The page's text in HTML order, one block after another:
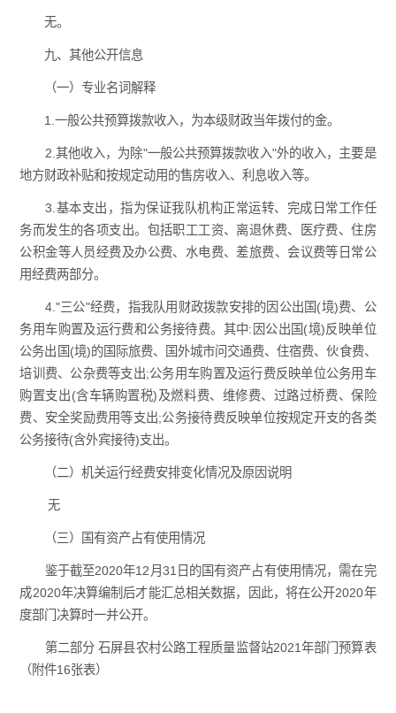
无。
九、其他公开信息
（一）专业名词解释
1.一般公共预算拨款收入，为本级财政当年拨付的金。
2.其他收入，为除"一般公共预算拨款收入"外的收入，主要是
地方财政补贴和按规定动用的售房收入、利息收入等。
3.基本支出，指为保证我队机构正常运转、完成日常工作任
务而发生的各项支出。包括职工工资、离退休费、医疗费、住房
公积金等人员经费及办公费、水电费、差旅费、会议费等日常公
用经费两部分。
4."三公"经费，指我队用财政拨款安排的因公出国(境)费、公
务用车购置及运行费和公务接待费。其中:因公出国(境)反映单位
公务出国(境)的国际旅费、国外城市问交通费、住宿费、伙食费、
培训费、公杂费等支出;公务用车购置及运行费反映单位公务用车
购置支出(含车辆购置税)及燃料费、维修费、过路过桥费、保险
费、安全奖励费用等支出;公务接待费反映单位按规定开支的各类
公务接待(含外宾接待)支出。
（二）机关运行经费安排变化情况及原因说明
无
（三）国有资产占有使用情况
鉴于截至2020年12月31日的国有资产占有使用情况，需在完
成2020年决算编制后才能汇总相关数据，因此，将在公开2020年
度部门决算时一并公开。
第二部分 石屏县农村公路工程质量监督站2021年部门预算表
（附件16张表）